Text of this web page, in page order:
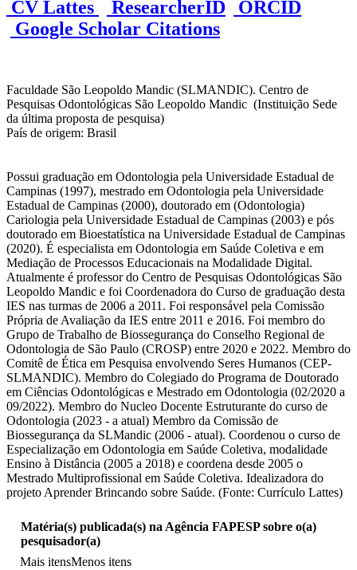
CV Lattes
ResearcherID
ORCID
Google Scholar Citations
Faculdade São Leopoldo Mandic (SLMANDIC). Centro de
Pesquisas Odontológicas São Leopoldo Mandic (Instituição Sede
da última proposta de pesquisa)
País de origem: Brasil
Possui graduação em Odontologia pela Universidade Estadual de
Campinas (1997), mestrado em Odontologia pela Universidade
Estadual de Campinas (2000), doutorado em (Odontologia)
Cariologia pela Universidade Estadual de Campinas (2003) e pós
doutorado em Bioestatística na Universidade Estadual de Campinas
(2020). É especialista em Odontologia em Saúde Coletiva e em
Mediação de Processos Educacionais na Modalidade Digital.
Atualmente é professor do Centro de Pesquisas Odontológicas São
Leopoldo Mandic e foi Coordenadora do Curso de graduação desta
IES nas turmas de 2006 a 2011. Foi responsável pela Comissão
Própria de Avaliação da IES entre 2011 e 2016. Foi membro do
Grupo de Trabalho de Biossegurança do Conselho Regional de
Odontologia de São Paulo (CROSP) entre 2020 e 2022. Membro do
Comitê de Ética em Pesquisa envolvendo Seres Humanos (CEP-
SLMANDIC). Membro do Colegiado do Programa de Doutorado
em Ciências Odontológicas e Mestrado em Odontologia (02/2020 a
09/2022). Membro do Nucleo Docente Estruturante do curso de
Odontologia (2023 - a atual) Membro da Comissão de
Biossegurança da SLMandic (2006 - atual). Coordenou o curso de
Especialização em Odontologia em Saúde Coletiva, modalidade
Ensino à Distância (2005 a 2018) e coordena desde 2005 o
Mestrado Multiprofissional em Saúde Coletiva. Idealizadora do
projeto Aprender Brincando sobre Saúde. (Fonte: Currículo Lattes)
Matéria(s) publicada(s) na Agência FAPESP sobre o(a)
pesquisador(a)
Mais itensMenos itens